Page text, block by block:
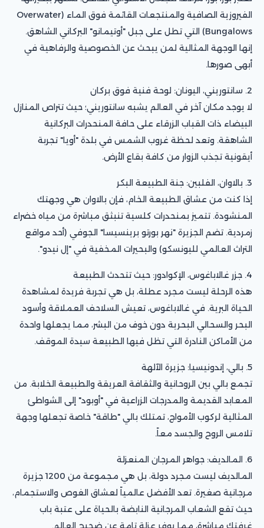
الفيروزية الصافية والمنتجعات القائمة فوق الماء (Overwater
Bungalows) التي تطل على جبل "أوتيمانو" البركاني الشاهق.
إنها الوجهة المثالية لمن يبحث عن الخصوصية والرفاهية في
أبهى صورها.
2. سانتوريني، اليونان: لوحة فنية فوق بركان
لا يوجد مكان آخر في العالم يشبه سانتوريني؛ حيث تتراص المنازل
البيضاء ذات القباب الزرقاء على حافة المنحدرات البركانية
الشاهقة. وتعد لحظة غروب الشمس في بلدة "أويا" تجربة
أيقونية تجذب الزوار من كافة بقاع الأرض.
3. بالاوان، الفلبين: جنة الطبيعة البكر
إذا كنت من عشاق الطبيعة الخام، فإن بالاوان هي وجهتك
المنشودة. تتميز بمنحدرات كلسية تنبثق مباشرة من مياه خضراء
زمردية. تضم الجزيرة "نهر بورتو برينسيسا" الجوفي (أحد مواقع
التراث العالمي لليونسكو) والبحيرات المخفية في "إل نيدو".
4. جزر غالاباغوس، الإكوادور: حيث تتحدث الطبيعة
هذه الرحلة ليست مجرد عطلة، بل هي تجربة فريدة لمشاهدة
الحياة البرية. في غالاباغوس، تعيش السلاحف العملاقة وأسود
البحر والسحالي البحرية دون خوف من البشر، مما يجعلها واحدة
من الأماكن النادرة التي تظل فيها الطبيعة سيدة الموقف.
5. بالي، إندونيسيا: جزيرة الآلهة
تجمع بالي بين الروحانية والثقافة العريقة والطبيعة الخلابة. من
المعابد القديمة والمدرجات الزراعية في "أوبود" إلى الشواطئ
المثالية لركوب الأمواج، تمتلك بالي "طاقة" خاصة تجعلها وجهة
تلامس الروح والجسد معاً.
6. المالديف: جواهر المرجان المنعزلة
المالديف ليست مجرد دولة، بل هي مجموعة من 1200 جزيرة
مرجانية صغيرة. تعد الأفضل عالمياً لعشاق الغوص والاستجمام،
حيث تقع الشعاب المرجانية النابضة بالحياة على عتبة باب
غرفتك مباشرة، مما يوفر عزلة تامة عن ضجيج العالم.